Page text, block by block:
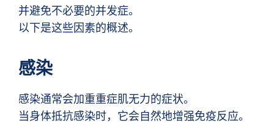
并避免不必要的并发症。
以下是这些因素的概述。
感染
感染通常会加重重症肌无力的症状。
当身体抵抗感染时，它会自然地增强免疫反应。